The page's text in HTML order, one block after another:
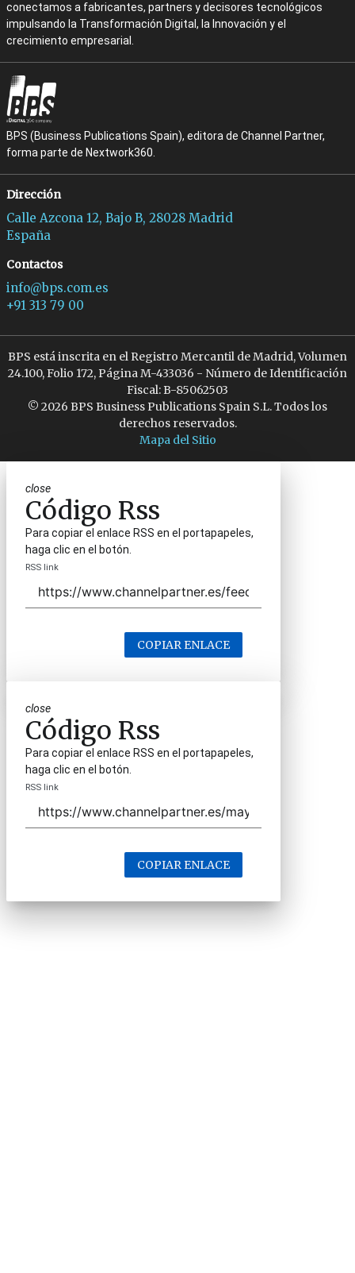
conectamos a fabricantes, partners y decisores tecnológicos
impulsando la Transformación Digital, la Innovación y el
crecimiento empresarial.
BPS (Business Publications Spain), editora de Channel Partner,
forma parte de Nextwork360.
Dirección
Calle Azcona 12, Bajo B, 28028 Madrid
España
Contactos
info@bps.com.es
+91 313 79 00
BPS está inscrita en el Registro Mercantil de Madrid, Volumen
24.100, Folio 172, Página M-433036 - Número de Identificación
Fiscal: B-85062503
© 2026 BPS Business Publications Spain S.L. Todos los
derechos reservados.
Mapa del Sitio
close
Código Rss
Para copiar el enlace RSS en el portapapeles,
haga clic en el botón.
RSS link
COPIAR ENLACE
close
Código Rss
Para copiar el enlace RSS en el portapapeles,
haga clic en el botón.
RSS link
COPIAR ENLACE